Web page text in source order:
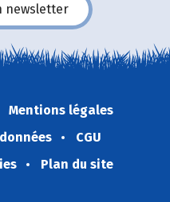
newsletter
Mentions légales
CGU
Plan du site